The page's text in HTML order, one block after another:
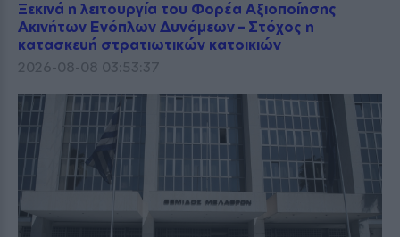
Ξεκινά η λειτουργία του Φορέα Αξιοποίησης
Ακινήτων Ενόπλων Δυνάμεων – Στόχος η
κατασκευή στρατιωτικών κατοικιών
2026-08-08 03:53:37